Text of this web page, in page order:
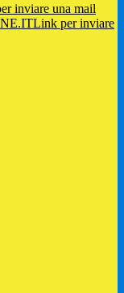
inviare una mail
Link per inviare